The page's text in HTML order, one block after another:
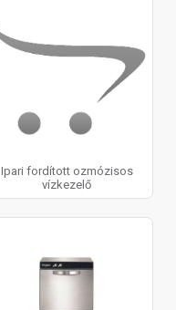
Ipari fordított ozmózisos
vízkezelő